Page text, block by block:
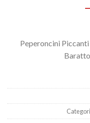
Peperoncini